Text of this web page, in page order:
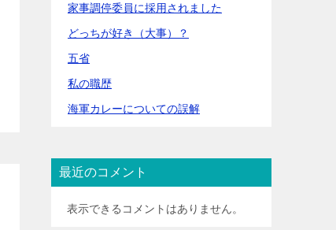
家事調停委員に採用されました
どっちが好き（大事）？
五省
私の職歴
海軍カレーについての誤解
最近のコメント
表示できるコメントはありません。